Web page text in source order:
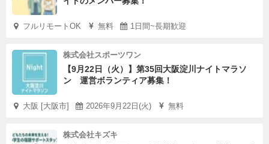
フルリモートOK 無料 1日間~長期歓迎
株式会社スポーツワン
【9月22日（火）】第35回大阪淀川ナイトマラソ
ン 運営ボランティア募集！
大阪 [大阪市] 2026年9月22日(火) 無料
株式会社キズキ